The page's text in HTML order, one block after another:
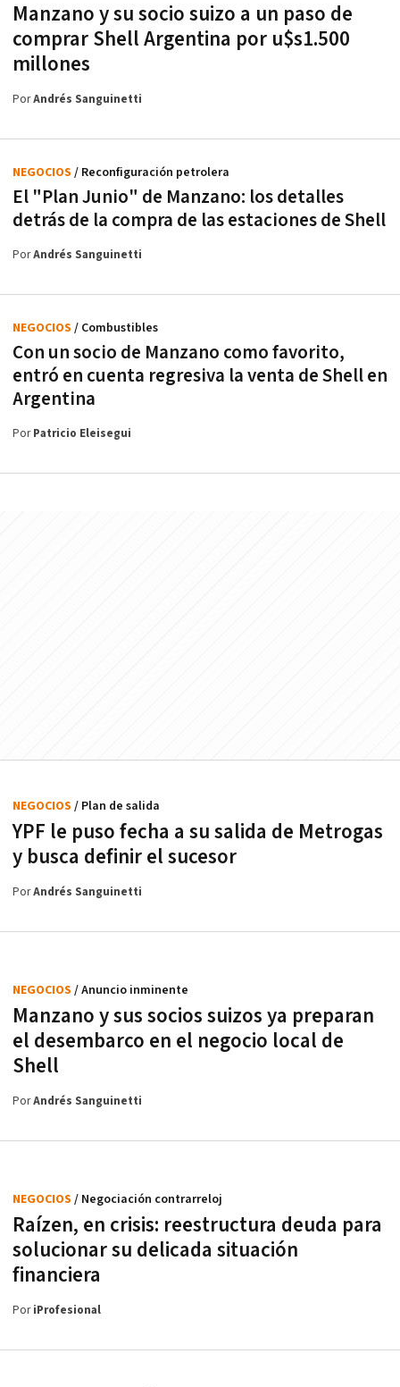
Manzano y su socio suizo a un paso de
comprar Shell Argentina por u$s1.500
millones
PorAndrés Sanguinetti
El "Plan Junio" de Manzano: los detalles
detrás de la compra de las estaciones de Shell
NEGOCIOS / Reconfiguración petrolera
PorAndrés Sanguinetti
Con un socio de Manzano como favorito,
entró en cuenta regresiva la venta de Shell en
Argentina
NEGOCIOS / Combustibles
PorPatricio Eleisegui
YPF le puso fecha a su salida de Metrogas
y busca definir el sucesor
NEGOCIOS / Plan de salida
PorAndrés Sanguinetti
Manzano y sus socios suizos ya preparan
el desembarco en el negocio local de
Shell
NEGOCIOS / Anuncio inminente
PorAndrés Sanguinetti
Raízen, en crisis: reestructura deuda para
solucionar su delicada situación
financiera
NEGOCIOS / Negociación contrarreloj
PoriProfesional